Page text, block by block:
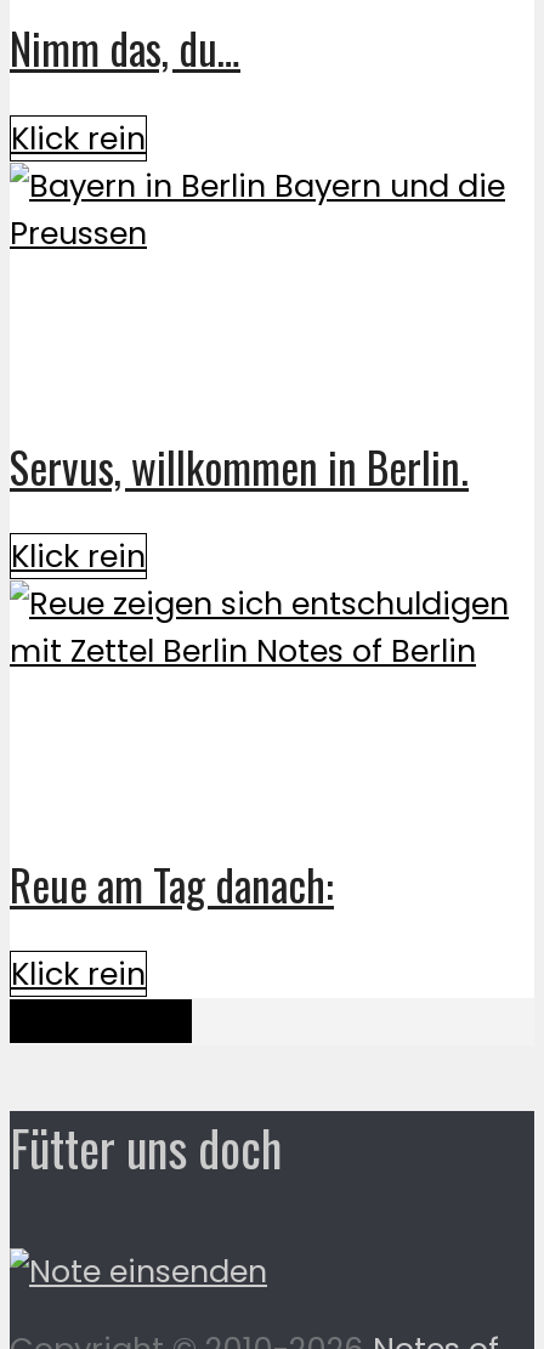
Nimm das, du…
Klick rein
Servus, willkommen in Berlin.
Klick rein
Reue am Tag danach:
Klick rein
Fütter uns doch